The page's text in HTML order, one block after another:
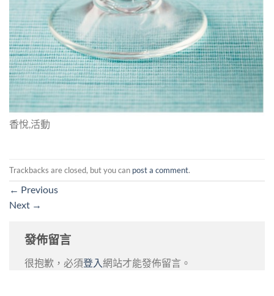
香悅,活動
Trackbacks are closed, but you can post a comment.
← Previous
Next →
發佈留言
很抱歉，必須登入網站才能發佈留言。